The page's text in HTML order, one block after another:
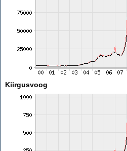
Kiirgusvoog